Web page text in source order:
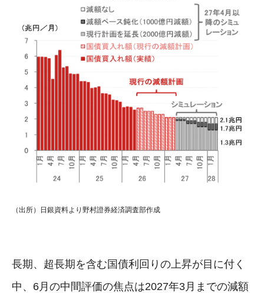
（出所）日銀資料より野村證券経済調査部作成
長期、超長期を含む国債利回りの上昇が目に付く
中、6月の中間評価の焦点は2027年3月までの減額